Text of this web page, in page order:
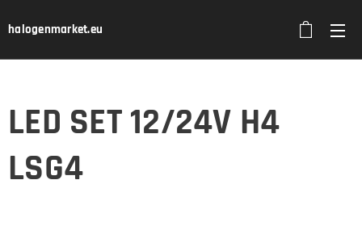
halogenmarket.eu
LED SET 12/24V H4
LSG4